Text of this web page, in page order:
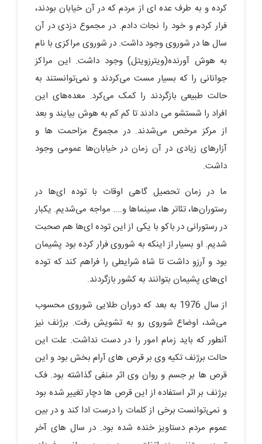
کرده و به طرف عده ای از مردم که در آن خیابان بودند،
فرار کردم و خود را نجات دادم. در مجموع دزدی در آن
سال ها در شوروی وجود داشت. در شوروی مراکزی با نام
به هوش آورنده(ویترزویتل) وجود داشت. این مراکز
جوانانی را که بسیار مست می‌کردند و نمی‌توانستند به
حالت طبیعی بازگردند را کمک می‌کرد. معده‌های این
افراد را شستشو می دادند تا کم کم به هوش بیایند و بعد
از مرکز مرخص می‌شدند. در مجموع مزاحمت ها و
آزارهای زیادی در آن زمان در خیابان‌ها عمومی وجود
داشت.
ما در زمان تحصیل گاهی اوقات با توده ای‌ها در
رستوران‌ها، تئاتر ها، سینماها و.... مواجه می‌شدیم. یکبار
در رستورانی در باکو با یکی از این توده ای‌ها هم صحبت
شدیم. او بسیار از اینکه به شوروی فرار کرده بود پشیمان
بود و آرزو داشت تا شاه شرایطی را فراهم کند که توده
ای‌های پشیمان بتوانند به کشور بازگردند.
از سال 1976 به بعد که دوران طلایی شوروی محسوب
می‌شد، اوضاع شوروی رو به تشویش رفت. برژنف نیز
آنطور که باید زمام امور را در دست نداشت. علت این
حالت برژنف تکیه وی بر قرص های آرام بخش بود و این
قرص ها بر جسم و روان وی اثر منفی گذاشته بود. فک
برژنف بر اثر استفاده از این قرص ها دچار تغییر شده بود
و نمی‌توانست برخی از کلمات را درست ادا کند و در بین
عموم مردم دستاویز خنده شده بود. در سال های آخر